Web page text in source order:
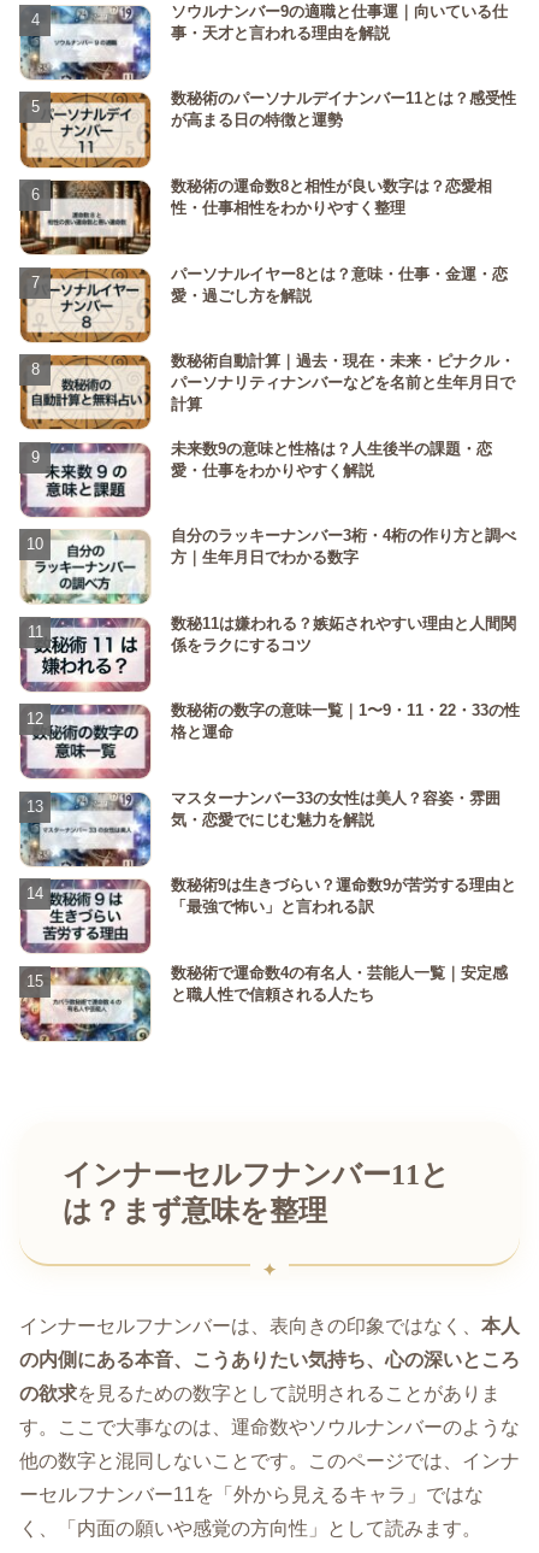
ソウルナンバー9の適職と仕事運｜向いている仕
事・天才と言われる理由を解説
数秘術のパーソナルデイナンバー11とは？感受性
が高まる日の特徴と運勢
数秘術の運命数8と相性が良い数字は？恋愛相
性・仕事相性をわかりやすく整理
パーソナルイヤー8とは？意味・仕事・金運・恋
愛・過ごし方を解説
数秘術自動計算｜過去・現在・未来・ピナクル・
パーソナリティナンバーなどを名前と生年月日で
計算
未来数9の意味と性格は？人生後半の課題・恋
愛・仕事をわかりやすく解説
自分のラッキーナンバー3桁・4桁の作り方と調べ
方｜生年月日でわかる数字
数秘11は嫌われる？嫉妬されやすい理由と人間関
係をラクにするコツ
数秘術の数字の意味一覧｜1〜9・11・22・33の性
格と運命
マスターナンバー33の女性は美人？容姿・雰囲
気・恋愛でにじむ魅力を解説
数秘術9は生きづらい？運命数9が苦労する理由と
「最強で怖い」と言われる訳
数秘術で運命数4の有名人・芸能人一覧｜安定感
と職人性で信頼される人たち
インナーセルフナンバー11と
は？まず意味を整理
インナーセルフナンバーは、表向きの印象ではなく、 本人
の内側にある本音、こうありたい気持ち、心の深いところ
の欲求を見るための数字として説明されることがありま
す。ここで大事なのは、運命数やソウルナンバーのような
他の数字と混同しないことです。このページでは、インナ
ーセルフナンバー11を「外から見えるキャラ」ではな
く、「内面の願いや感覚の方向性」として読みます。